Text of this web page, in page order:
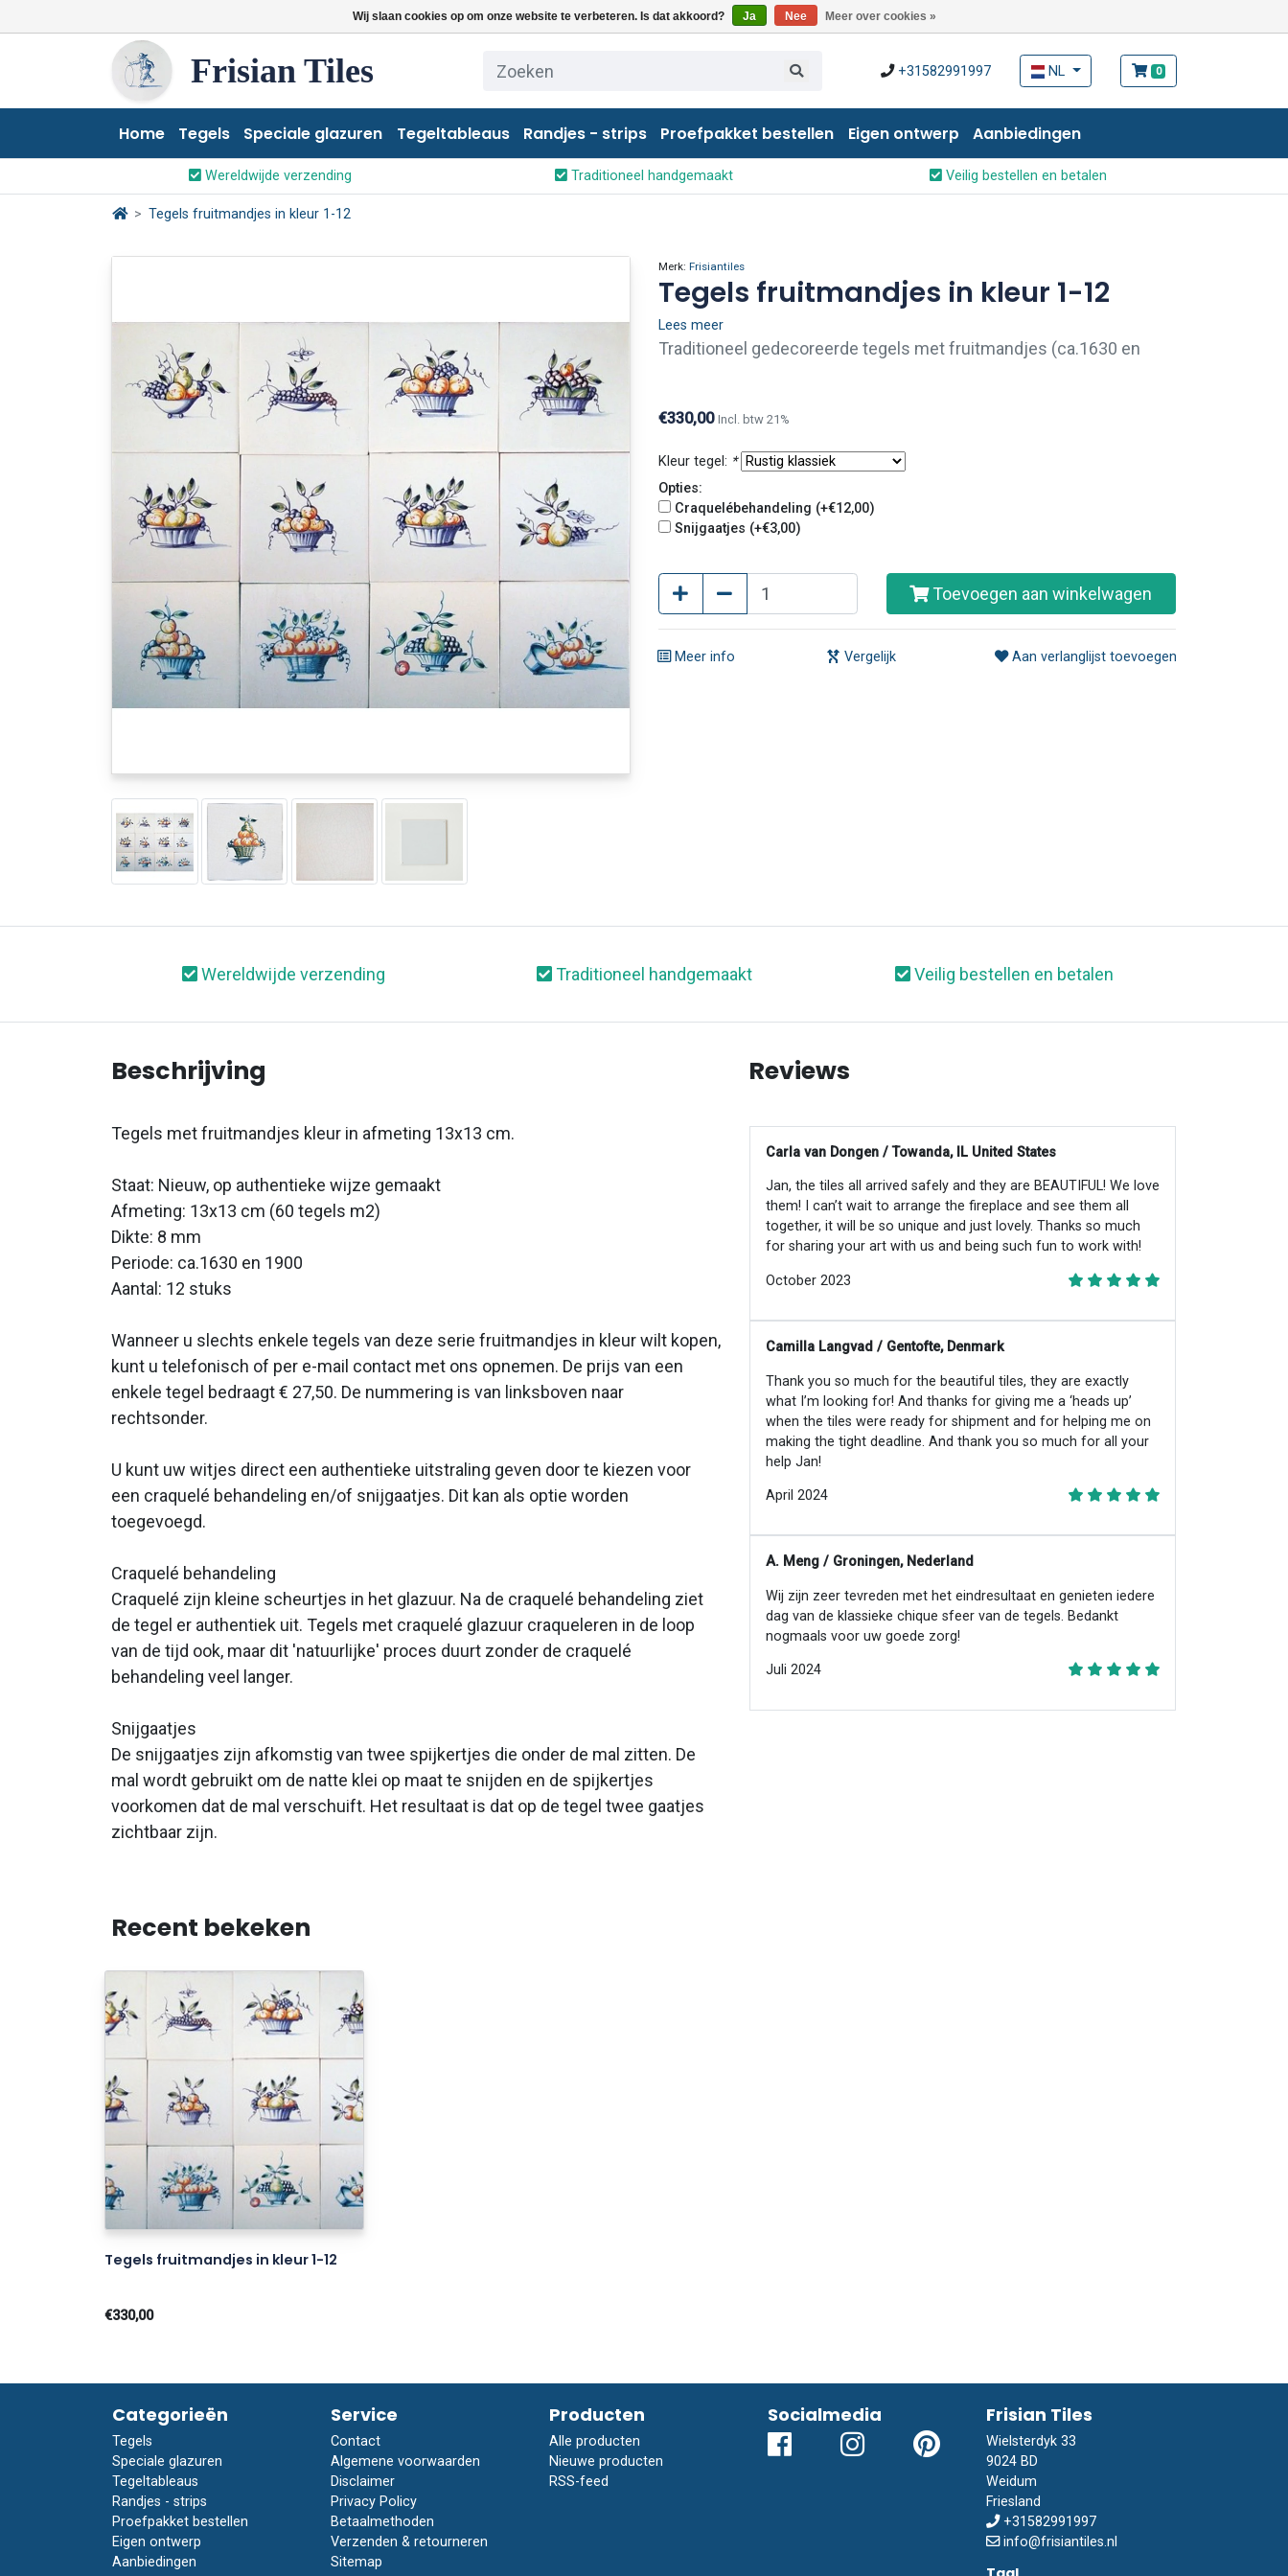
Wij slaan cookies op om onze website te verbeteren. Is dat akkoord? Ja Nee Meer over cookies »
Frisian Tiles +31582991997 NL 0
Home Tegels Speciale glazuren Tegeltableaus Randjes - strips Proefpakket bestellen Eigen ontwerp Aanbiedingen
Wereldwijde verzending Traditioneel handgemaakt Veilig bestellen en betalen
Tegels fruitmandjes in kleur 1-12
Merk: Frisiantiles
Tegels fruitmandjes in kleur 1-12
Lees meer
Traditioneel gedecoreerde tegels met fruitmandjes (ca.1630 en
mail contact met ons op.
€330,00 Incl. btw 21%
Kleur tegel: *
Opties:
Craquelébehandeling (+€12,00)
Snijgaatjes (+€3,00)
Toevoegen aan winkelwagen
Meer info Vergelijk Aan verlanglijst toevoegen
Wereldwijde verzending Traditioneel handgemaakt Veilig bestellen en betalen
Beschrijving
Tegels met fruitmandjes kleur in afmeting 13x13 cm.
Staat: Nieuw, op authentieke wijze gemaakt
Afmeting: 13x13 cm (60 tegels m2)
Dikte: 8 mm
Periode: ca.1630 en 1900
Aantal: 12 stuks
Wanneer u slechts enkele tegels van deze serie fruitmandjes in kleur wilt kopen,
kunt u telefonisch of per e-mail contact met ons opnemen. De prijs van een
enkele tegel bedraagt € 27,50. De nummering is van linksboven naar
rechtsonder.
U kunt uw witjes direct een authentieke uitstraling geven door te kiezen voor
een craquelé behandeling en/of snijgaatjes. Dit kan als optie worden
toegevoegd.
Craquelé behandeling
Craquelé zijn kleine scheurtjes in het glazuur. Na de craquelé behandeling ziet
de tegel er authentiek uit. Tegels met craquelé glazuur craqueleren in de loop
van de tijd ook, maar dit 'natuurlijke' proces duurt zonder de craquelé
behandeling veel langer.
Snijgaatjes
De snijgaatjes zijn afkomstig van twee spijkertjes die onder de mal zitten. De
mal wordt gebruikt om de natte klei op maat te snijden en de spijkertjes
voorkomen dat de mal verschuift. Het resultaat is dat op de tegel twee gaatjes
zichtbaar zijn.
Reviews
Carla van Dongen / Towanda, IL United States
Jan, the tiles all arrived safely and they are BEAUTIFUL! We love
them! I can’t wait to arrange the fireplace and see them all
together, it will be so unique and just lovely. Thanks so much
for sharing your art with us and being such fun to work with!
October 2023
Camilla Langvad / Gentofte, Denmark
Thank you so much for the beautiful tiles, they are exactly
what I’m looking for! And thanks for giving me a ‘heads up’
when the tiles were ready for shipment and for helping me on
making the tight deadline. And thank you so much for all your
help Jan!
April 2024
A. Meng / Groningen, Nederland
Wij zijn zeer tevreden met het eindresultaat en genieten iedere
dag van de klassieke chique sfeer van de tegels. Bedankt
nogmaals voor uw goede zorg!
Juli 2024
Recent bekeken
Tegels fruitmandjes in kleur 1-12
€330,00
Categorieën
Tegels
Speciale glazuren
Tegeltableaus
Randjes - strips
Proefpakket bestellen
Eigen ontwerp
Aanbiedingen
Service
Contact
Algemene voorwaarden
Disclaimer
Privacy Policy
Betaalmethoden
Verzenden & retourneren
Sitemap
Producten
Alle producten
Nieuwe producten
RSS-feed
Socialmedia Frisian Tiles
Wielsterdyk 33
9024 BD
Weidum
Friesland
+31582991997
info@frisiantiles.nl